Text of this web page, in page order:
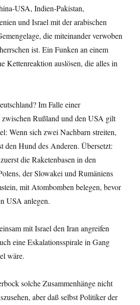
USA, Indien-Pakistan,
und Israel mit der arabischen
die miteinander verwoben
ist. Ein Funken an einem
Kettenreaktion auslösen, die alles in
Im Falle einer
zwischen Rußland und den USA gilt
Wenn sich zwei Nachbarn streiten,
den Hund des Anderen. Übersetzt:
die Raketenbasen in den
der Slowakei und Rumäniens
mit Atombomben belegen, bevor
USA anlegen.
mit Israel den Iran angreifen
eine Eskalationsspirale in Gang
wäre.
solche Zusammenhänge nicht
aber daß selbst Politiker der